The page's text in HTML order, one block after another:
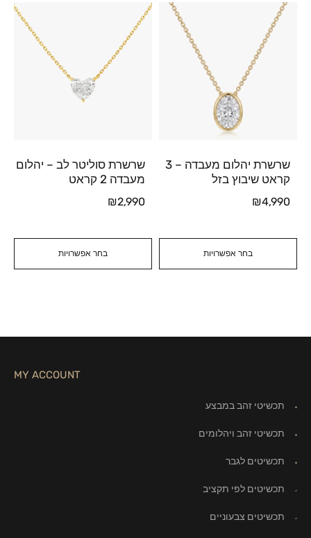
בחר אפשרויות
שרשרת יהלום מעבדה – 3
קראט שיבוץ בזל
₪4,990
בחר אפשרויות
שרשרת סוליטר לב – יהלום
מעבדה 2 קראט
₪2,990
MY ACCOUNT
תכשיטי זהב במבצע
תכשיטי זהב ויהלומים
תכשיטים לגבר
תכשיטים לפי תקציב
תכשיטים צבעוניים